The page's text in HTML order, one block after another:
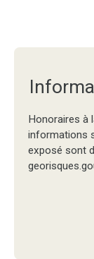
Honoraires à
informations
exposé sont